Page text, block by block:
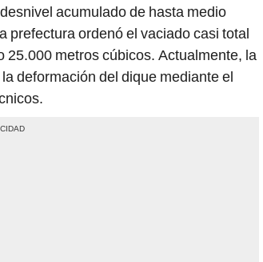
acumulado de hasta medio
prefectura ordenó el vaciado casi total
25.000 metros cúbicos. Actualmente, la
deformación del dique mediante el